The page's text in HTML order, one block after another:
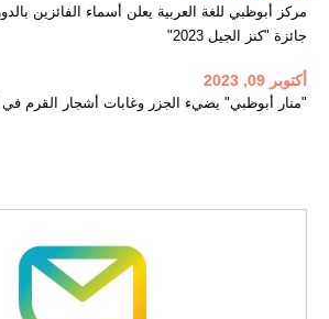
مركز أبوظبي للغة العربية يعلن أسماء الفائزين
جائزة "كنز الجيل 2023"
أكتوبر 09, 2023
"منار أبوظبي" يضيء الجزر وغابات أشجار القرم في